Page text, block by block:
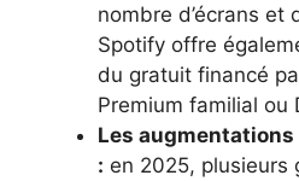
nombre d’écrans et
Spotify offre
du gratuit financé
Premium familial ou
Les
: en 2025, plusieurs